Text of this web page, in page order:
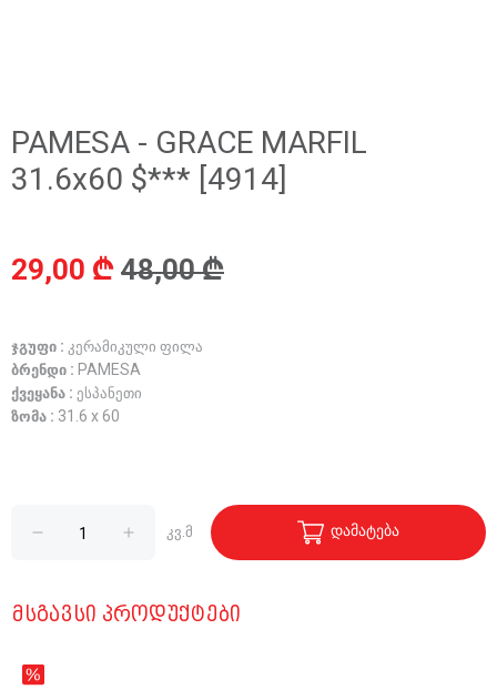
PAMESA - GRACE MARFIL
31.6x60 $*** [4914]
29,00 ₾ 48,00 ₾
ჯგუფი : კერამიკული ფილა
ბრენდი : PAMESA
ქვეყანა : ესპანეთი
ზომა : 31.6 x 60
კვ.მ დამატება
ᲛᲡᲒᲐᲕᲡᲘ ᲞᲠᲝᲓᲣᲥᲢᲔᲑᲘ